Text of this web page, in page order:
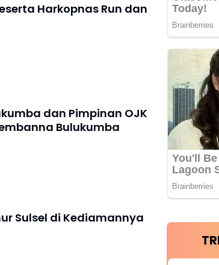
Harkopnas Run dan
dan Pimpinan OJK
Bulukumba
Sulsel di Kediamannya